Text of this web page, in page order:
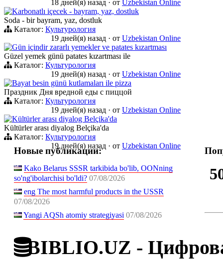
18 дней(я) назад · от Uzbekistan Online
Karbonatlı içecek - bayram, yaz, dostluk
Soda - bir bayram, yaz, dostluk
Каталог: Культурология
19 дней(я) назад · от Uzbekistan Online
Gün içindir zararlı yemekler ve patates kızartması
Güzel yemek günü patates kızartması ile
Каталог: Культурология
19 дней(я) назад · от Uzbekistan Online
Bayat besin günü kutlamaları ile pizza
Праздник Дня вредной еды с пиццой
Каталог: Культурология
19 дней(я) назад · от Uzbekistan Online
Kültürler arası diyalog Belçika'da
Kültürler arası diyalog Belçika'da
Каталог: Культурология
19 дней(я) назад · от Uzbekistan Online
Новые публикации:
Kako Belarus SSSR tarkibida bo'lib, OONning
so'ng'ibolarchisi bo'ldi? 07/08/2026
eng The most harmful products in the USSR
07/08/2026
Yangi AQSh atomiy strategiyasi 07/08/2026
BIBLIO.UZ -